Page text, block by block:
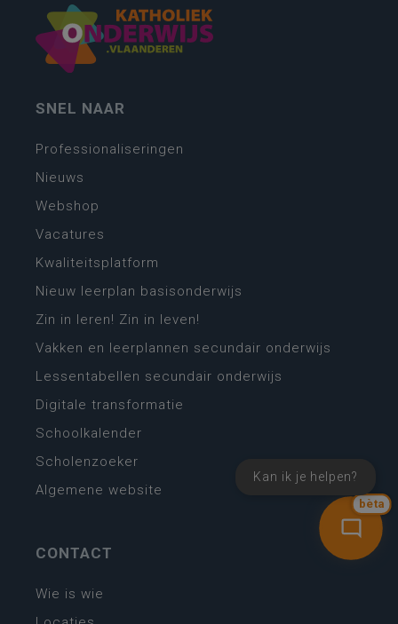
bèta
Kan ik je helpen?
SNEL NAAR
Professionaliseringen
Nieuws
Webshop
Vacatures
Kwaliteitsplatform
Nieuw leerplan basisonderwijs
Zin in leren! Zin in leven!
Vakken en leerplannen secundair onderwijs
Lessentabellen secundair onderwijs
Digitale transformatie
Schoolkalender
Scholenzoeker
Algemene website
CONTACT
Wie is wie